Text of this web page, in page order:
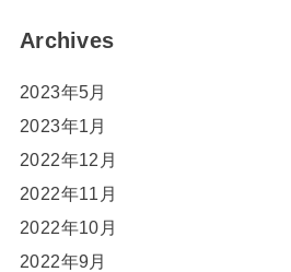
Archives
2023年5月
2023年1月
2022年12月
2022年11月
2022年10月
2022年9月